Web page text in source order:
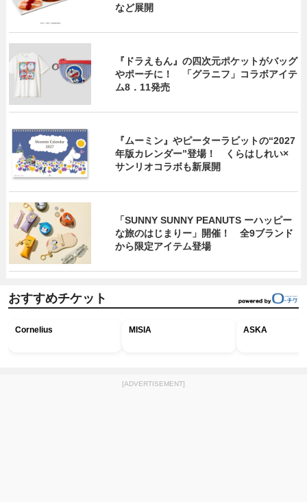
など展開
『ドラえもん』の四次元ポケットがバッグ
やポーチに！ 「グラニフ」コラボアイテ
ム8．11発売
『ムーミン』やピーターラビットの“2027
年版カレンダー”登場！ くらはしれい×
サンリオコラボも新展開
「SUNNY SUNNY PEANUTS ーハッピー
な旅のはじまりー」開催！ 全9ブランド
から限定アイテム登場
おすすめチケット
Cornelius MISIA ASKA
[ADVERTISEMENT]